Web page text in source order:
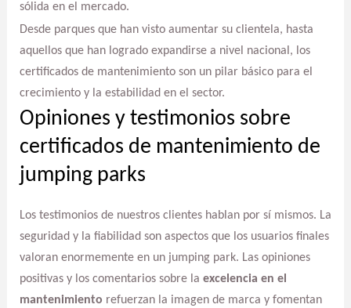
sólida en el mercado.
Desde parques que han visto aumentar su clientela, hasta
aquellos que han logrado expandirse a nivel nacional, los
certificados de mantenimiento son un pilar básico para el
crecimiento y la estabilidad en el sector.
Opiniones y testimonios sobre
certificados de mantenimiento de
jumping parks
Los testimonios de nuestros clientes hablan por sí mismos. La
seguridad y la fiabilidad son aspectos que los usuarios finales
valoran enormemente en un jumping park. Las opiniones
positivas y los comentarios sobre la excelencia en el
mantenimiento refuerzan la imagen de marca y fomentan